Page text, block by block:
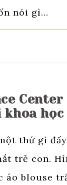
nói gì…
khoa học
thứ gì
trẻ con.
áo blouse